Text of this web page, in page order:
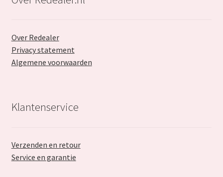
Over Redealer
Privacy statement
Algemene voorwaarden
Klantenservice
Verzenden en retour
Service en garantie